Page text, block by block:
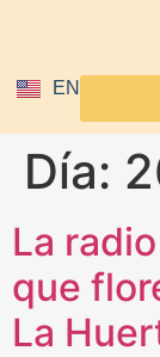
EN
Día:
La
que
La